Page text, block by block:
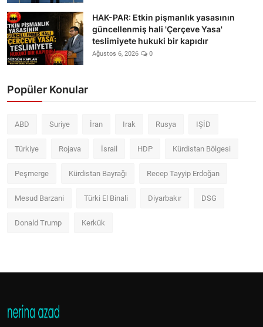
HAK-PAR: Etkin pişmanlık yasasının
güncellenmiş hali 'Çerçeve Yasa'
teslimiyete hukuki bir kapıdır
Ağustos 6, 2026 0
Popüler Konular
ABD Suriye İran Irak Rusya IŞİD
Türkiye Rojava İsrail HDP Kürdistan Bölgesi
Peşmerge Kürdistan Bayrağı Recep Tayyip Erdoğan
Mesud Barzani Türki El Binali Diyarbakır DSG
Donald Trump Kerkük